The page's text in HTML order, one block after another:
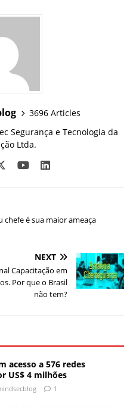
3696 Articles
Segurança e Tecnologia da
Ltda.
chefe é sua maior ameaça
NEXT
Capacitação em
Por que o Brasil
não tem?
acesso a 576 redes
US$ 4 milhões
1